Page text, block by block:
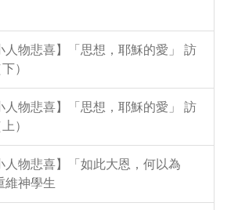
人物悲喜】「思想，耶穌的愛」 訪
）
人物悲喜】「思想，耶穌的愛」 訪
）
人物悲喜】「如此大恩，何以為
維神學生